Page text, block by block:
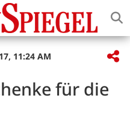
11:24 AM
für die